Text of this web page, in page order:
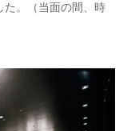
た。（当面の間、時